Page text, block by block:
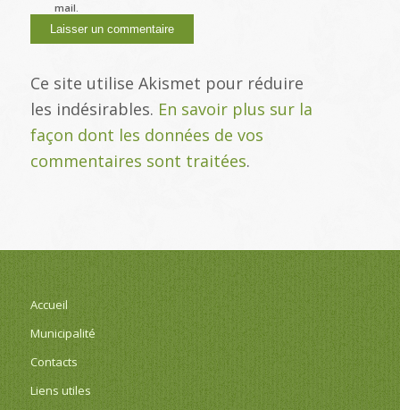
mail.
Ce site utilise Akismet pour réduire
les indésirables. En savoir plus sur la
façon dont les données de vos
commentaires sont traitées.
Accueil
Municipalité
Contacts
Liens utiles